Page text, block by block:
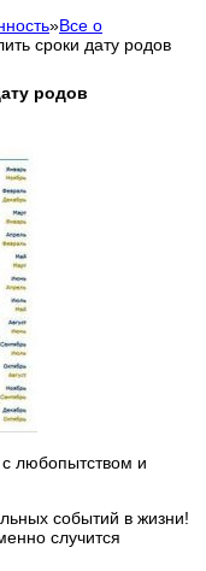
»Все о
сроки дату родов
родов
любопытством и
событий в жизни!
случится